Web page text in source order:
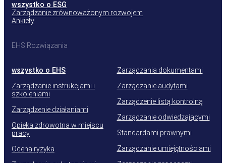
wszystko o ESG
Zarządzanie zrównoważonym rozwojem
Ankiety
EHS Rozwiązania
wszystko o EHS
Zarządzanie instrukcjami i
szkoleniami
Zarządzenie działaniami
Opieka zdrowotna w miejscu
pracy
Ocena ryzyka
Zarządzania dokumentami
Zarządzanie audytami
Zarządzenie listą kontrolną
Zarządzanie odwiedzającymi
Standardami prawnymi
Zarządzanie umiejętnościami